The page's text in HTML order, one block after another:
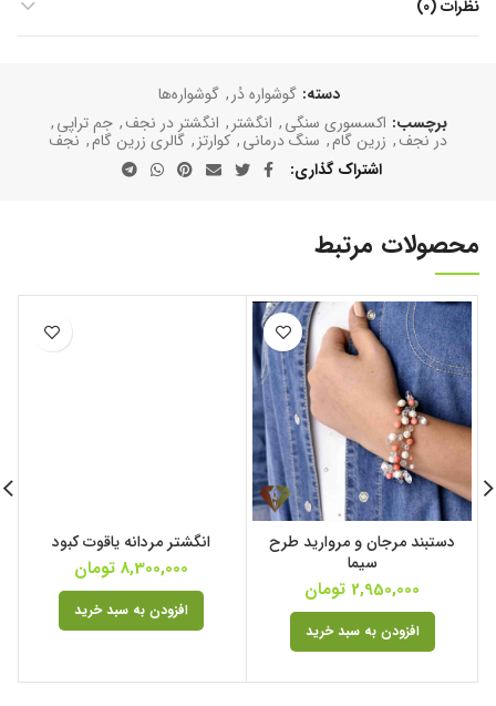
نظرات (0)
دسته: گوشواره دُر, گوشواره‌ها
برچسب: اکسسوری سنگی, انگشتر , انگشتر در نجف, جم تراپی,
در نجف, زرین گام, سنگ درمانی, کوارتز , گالری زرین گام, نجف
اشتراک گذاری
محصولات مرتبط
دستبند مرجان و مروارید طرح
سیما
2,950,000 تومان
افزودن به سبد خرید
انگشتر مردانه یاقوت کبود
8,300,000 تومان
افزودن به سبد خرید